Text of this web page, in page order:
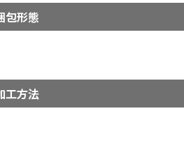
包形態
工方法